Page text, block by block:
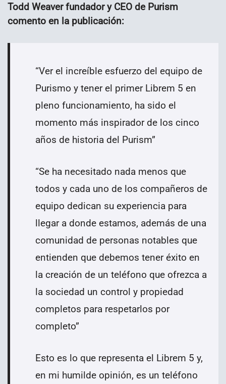
Todd Weaver fundador y CEO de Purism
comento en la publicación:
“Ver el increíble esfuerzo del equipo de
Purismo y tener el primer Librem 5 en
pleno funcionamiento, ha sido el
momento más inspirador de los cinco
años de historia del Purism”
“Se ha necesitado nada menos que
todos y cada uno de los compañeros de
equipo dedican su experiencia para
llegar a donde estamos, además de una
comunidad de personas notables que
entienden que debemos tener éxito en
la creación de un teléfono que ofrezca a
la sociedad un control y propiedad
completos para respetarlos por
completo”
Esto es lo que representa el Librem 5 y,
en mi humilde opinión, es un teléfono